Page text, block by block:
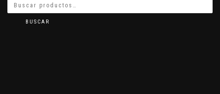
BUSCAR